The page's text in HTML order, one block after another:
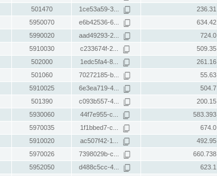
501470 1ce53a59-3... 236.31
5950070 e6b42536-6... 634.42
5990020 aad49293-2... 724.0
5910030 c233674f-2... 509.35
502000 1edc5fa4-8... 261.16
501060 70272185-b... 55.63
5910025 6e3ea719-4... 504.7
501390 c093b557-4... 200.15
5930060 44f7e955-c... 583.393
5970035 1f1bbed7-c... 674.0
5910020 ac507f42-1... 492.95
5970026 7398029b-c... 660.738
5952050 d488c5cc-4... 623.1